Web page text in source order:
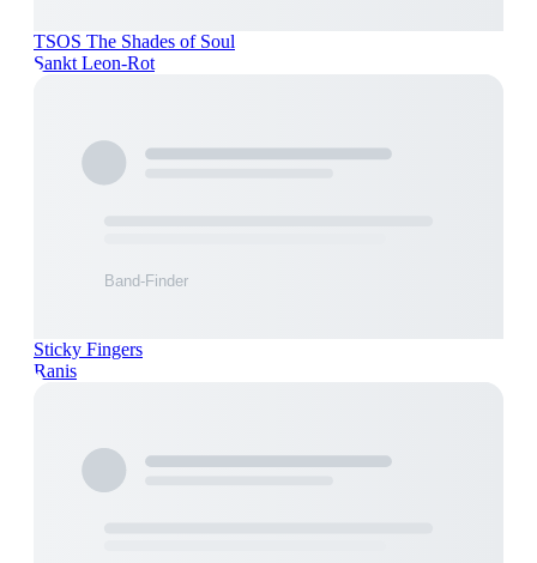
TSOS The Shades of Soul
Sankt Leon-Rot
Sticky Fingers
Ranis